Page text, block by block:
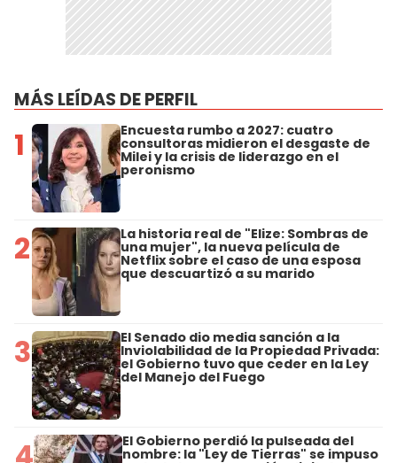
MÁS LEÍDAS DE PERFIL
1 Encuesta rumbo a 2027: cuatro
consultoras midieron el desgaste de
Milei y la crisis de liderazgo en el
peronismo
2 La historia real de "Elize: Sombras de
una mujer", la nueva película de
Netflix sobre el caso de una esposa
que descuartizó a su marido
3 El Senado dio media sanción a la
Inviolabilidad de la Propiedad Privada:
el Gobierno tuvo que ceder en la Ley
del Manejo del Fuego
El Gobierno perdió la pulseada del
nombre: la "Ley de Tierras" se impuso